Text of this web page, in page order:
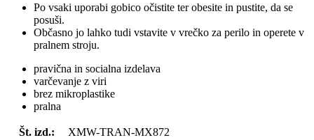
Po vsaki uporabi gobico očistite ter obesite in pustite, da se
posuši.
Občasno jo lahko tudi vstavite v vrečko za perilo in operete v
pralnem stroju.
pravična in socialna izdelava
varčevanje z viri
brez mikroplastike
pralna
Št. izd.:
XMW-TRAN-MX872